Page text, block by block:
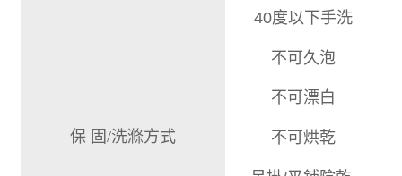
保 固/洗滌方式
40度以下手洗
不可久泡
不可漂白
不可烘乾